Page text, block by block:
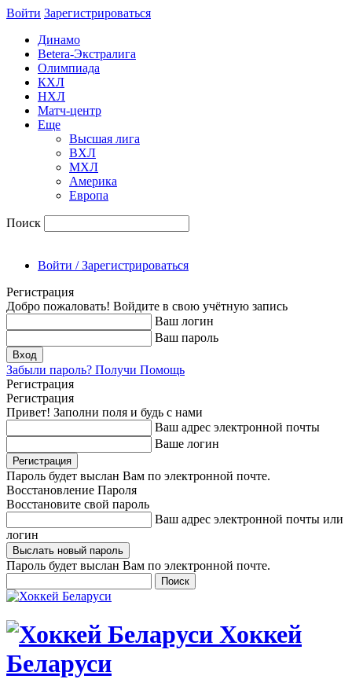
Войти Зарегиcтрироваться
Динамо
Betera-Экстралига
Олимпиада
КХЛ
НХЛ
Матч-центр
Еще
Высшая лига
ВХЛ
МХЛ
Америка
Европа
Поиск
Войти / Зарегистрироваться
Регистрация
Добро пожаловать! Войдите в свою учётную запись
Ваш логин
Ваш пароль
Забыли пароль? Получи Помощь
Регистрация
Регистрация
Привет! Заполни поля и будь с нами
Ваш адрес электронной почты
Ваше логин
Пароль будет выслан Вам по электронной почте.
Восстановление Пароля
Восстановите свой пароль
Ваш адрес электронной почты или
логин
Пароль будет выслан Вам по электронной почте.
Хоккей
Беларуси